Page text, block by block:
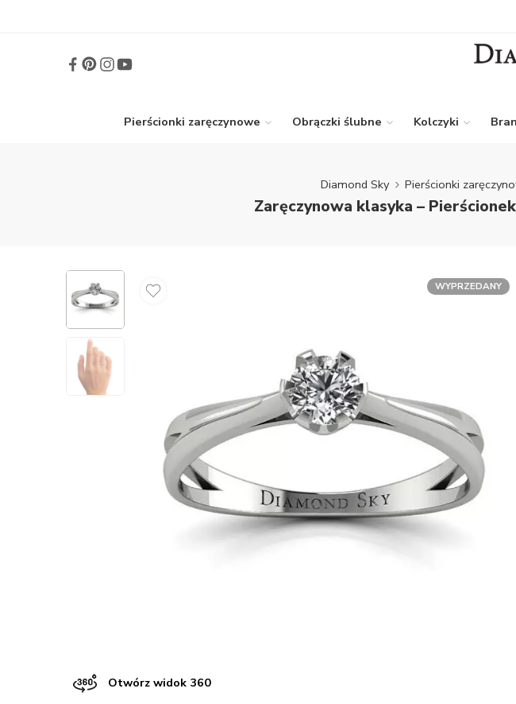
Pierścionki zaręczynowe Obrączki ślubne Kolczyki
Diamond Sky Pierścionki
Zaręczynowa klasyka –
WYPRZEDANY
Otwórz widok 360